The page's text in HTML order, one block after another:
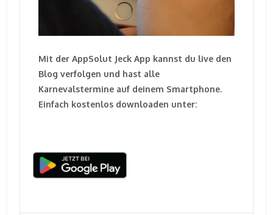
Mit der AppSolut Jeck App kannst du live den
Blog verfolgen und hast alle
Karnevalstermine auf deinem Smartphone.
Einfach kostenlos downloaden unter: